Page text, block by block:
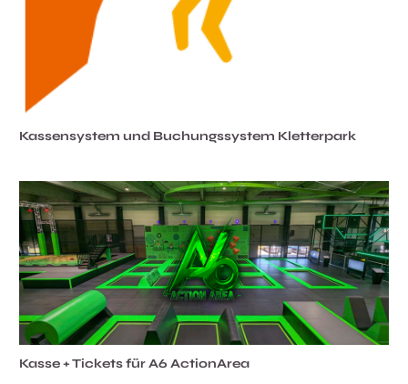
Kassensystem und Buchungssystem Kletterpark
Kasse + Tickets für A6 ActionArea